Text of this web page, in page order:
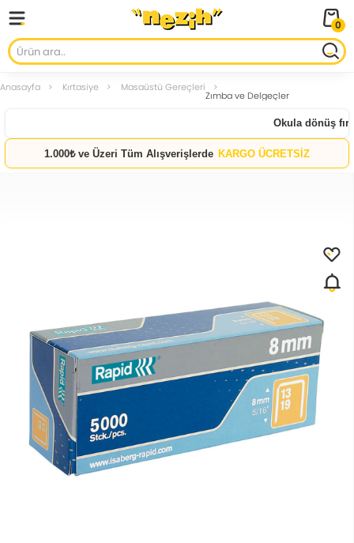
0
Anasayfa Kırtasiye Masaüstü Gereçleri
Zımba ve Delgeçler
Okula dönüş
1.000₺ ve Üzeri Tüm Alışverişlerde KARGO ÜCRETSİZ